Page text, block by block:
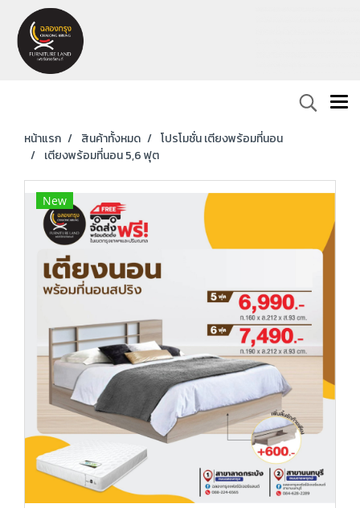
หน้าแรก สินค้าทั้งหมด
โปรโมชั่น เตียงพร้อมที่นอน
เตียงพร้อมที่นอน 5,6 ฟุต
New